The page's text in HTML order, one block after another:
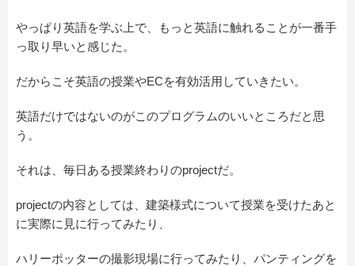
やっぱり英語を学ぶ上で、もっと英語に触れることが一番手
っ取り早いと感じた。
だからこそ英語の授業やECを有効活用していきたい。
英語だけではないのがこのプログラムのいいところだと思
う。
それは、毎日ある授業終わりのprojectだ。
projectの内容としては、建築様式について授業を受けたあと
に実際に見に行ってみたり、
ハリーポッターの撮影現場に行ってみたり、パンティングを